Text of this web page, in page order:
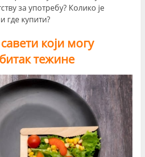
за употребу? Колико је
где купити?
који могу
тежине